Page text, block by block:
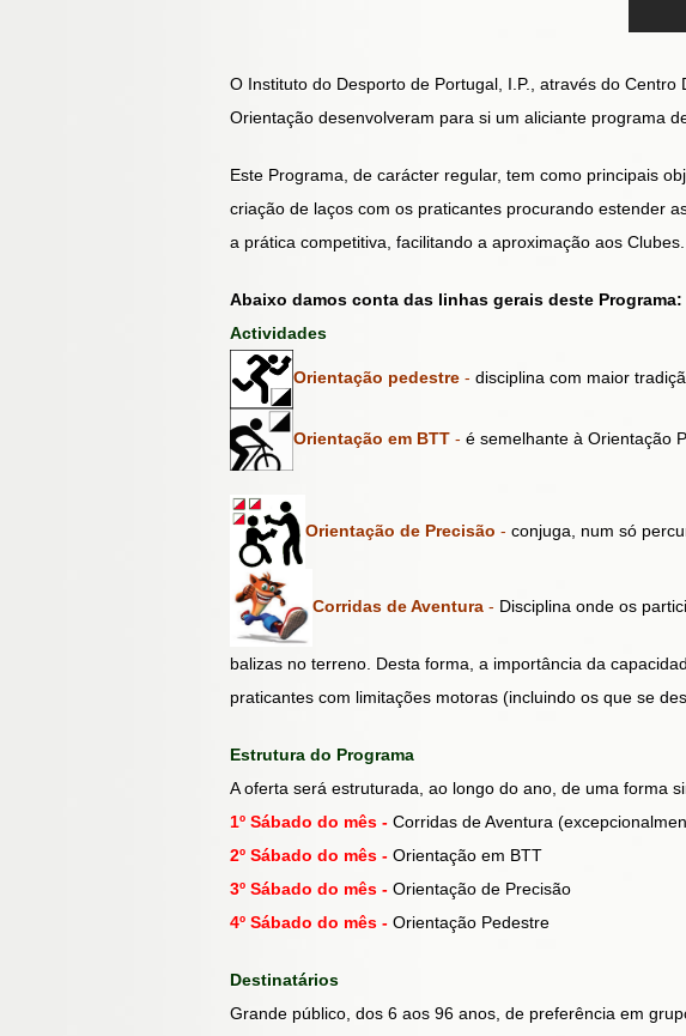
O Instituto do Desporto de Portugal, I.P., através do
Orientação desenvolveram para si um aliciante programa
Este Programa, de carácter regular, tem como principais
criação de laços com os praticantes procurando estender
a prática competitiva, facilitando a aproximação aos Clubes.
Abaixo damos conta das linhas gerais deste Programa:
Actividades
Orientação pedestre - disciplina com maior
Orientação em BTT - é semelhante à Orientação
Orientação de Precisão - conjuga, num só
Corridas de Aventura - Disciplina onde os
balizas no terreno. Desta forma, a importância da
praticantes com limitações motoras (incluindo os que se
Estrutura do Programa
A oferta será estruturada, ao longo do ano, de uma forma
1º Sábado do mês - Corridas de Aventura
2º Sábado do mês - Orientação em BTT
3º Sábado do mês - Orientação de Precisão
4º Sábado do mês - Orientação Pedestre
Destinatários
Grande público, dos 6 aos 96 anos, de preferência em